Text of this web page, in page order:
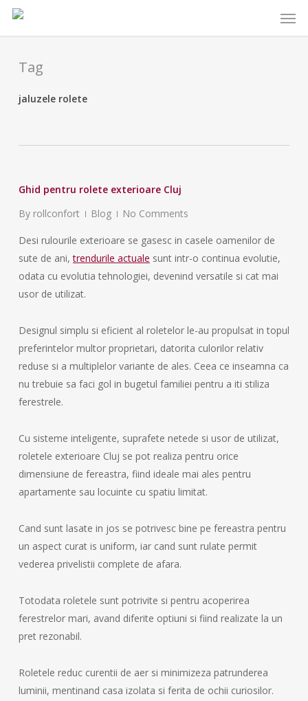
Skip
content
Tag
jaluzele rolete
Ghid pentru rolete exterioare Cluj
By rollconfort Blog No Comments
Desi rulourile exterioare se gasesc in casele oamenilor de
sute de ani,trendurile actuale sunt intr-o continua evolutie,
odata cu evolutia tehnologiei, devenind versatile si cat mai
usor de utilizat.
Designul simplu si eficient al roletelor le-au propulsat in topul
preferintelor multor proprietari, datorita culorilor relativ
reduse si a multiplelor variante de ales. Ceea ce inseamna ca
nu trebuie sa faci gol in bugetul familiei pentru a iti stiliza
ferestrele.
Cu sisteme inteligente, suprafete netede si usor de utilizat,
roletele exterioare Cluj se pot realiza pentru orice
dimensiune de fereastra, fiind ideale mai ales pentru
apartamente sau locuinte cu spatiu limitat.
Cand sunt lasate in jos se potrivesc bine pe fereastra pentru
un aspect curat is uniform, iar cand sunt rulate permit
vederea privelistii complete de afara.
Totodata roletele sunt potrivite si pentru acoperirea
ferestrelor mari, avand diferite optiuni si fiind realizate la un
pret rezonabil.
Roletele reduc curentii de aer si minimizeza patrunderea
luminii, mentinand casa izolata si ferita de ochii curiosilor.